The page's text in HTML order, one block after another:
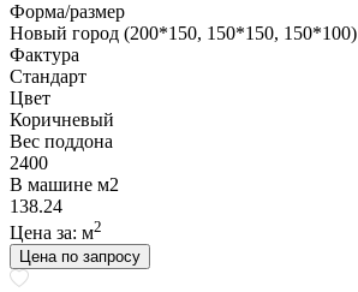
Форма/размер
Новый город (200*150, 150*150, 150*100)
Фактура
Стандарт
Цвет
Коричневый
Вес поддона
2400
В машине м2
138.24
Цена за: м2
Цена по запросу